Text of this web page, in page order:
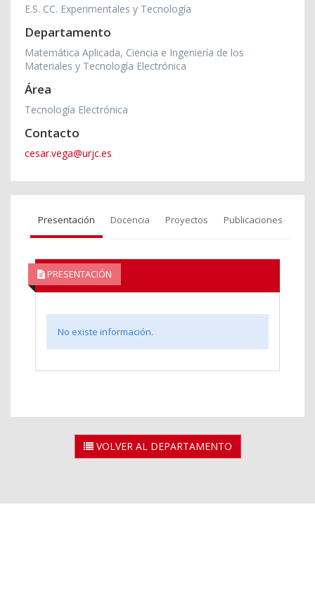
E.S. CC. Experimentales y Tecnología
Departamento
Matemática Aplicada, Ciencia e Ingeniería de los
Materiales y Tecnología Electrónica
Área
Tecnología Electrónica
Contacto
cesar.vega@urjc.es
Presentación Docencia Proyectos Publicaciones
PRESENTACIÓN
No existe información.
VOLVER AL DEPARTAMENTO